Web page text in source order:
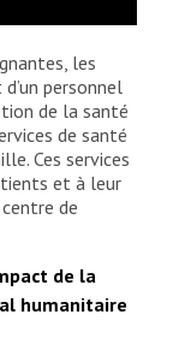
les
personnel
de la santé
de santé
Ces services
et à leur
de
de la
humanitaire